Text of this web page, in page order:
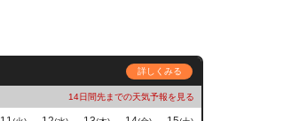
詳しくみる
14日間先までの天気予報を見る